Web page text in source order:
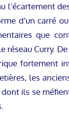
l’écartement
d’un carré
que
réseau Curry.
fortement
les
ils se